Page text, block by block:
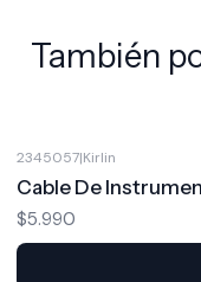
También
2345057|Kirlin
Cable De
$5.990